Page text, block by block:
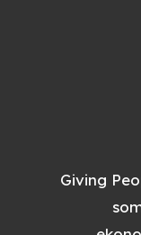
Giving